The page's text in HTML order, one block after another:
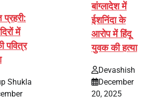
प्रहरी:
में
पवित्र
Shukla
बांग्लादेश में
ईशनिंदा के
आरोप में हिंदू
युवक की हत्या
Devashish
December
20, 2025